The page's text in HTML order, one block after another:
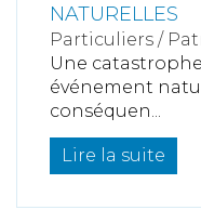
NATURELLES
Particuliers /
Une
événement
conséquen...
Lire la suite